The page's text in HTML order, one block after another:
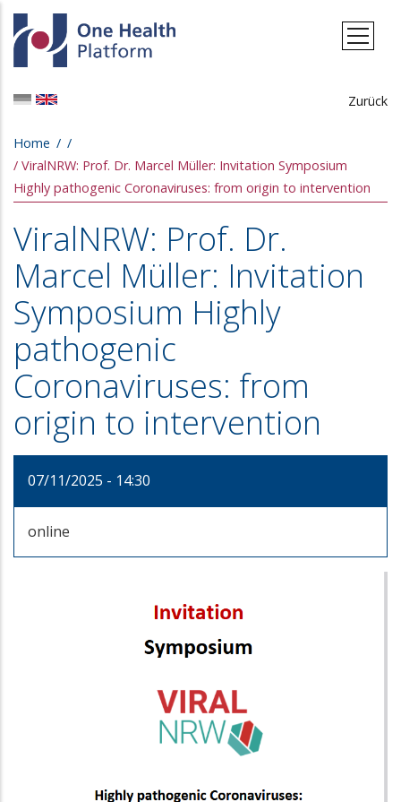
Skip to main content
Zurück
Breadcrumb
Home
ViralNRW: Prof. Dr. Marcel Müller: Invitation Symposium
Highly pathogenic Coronaviruses: from origin to intervention
ViralNRW: Prof. Dr.
Marcel Müller: Invitation
Symposium Highly
pathogenic
Coronaviruses: from
origin to intervention
07/11/2025 - 14:30
online